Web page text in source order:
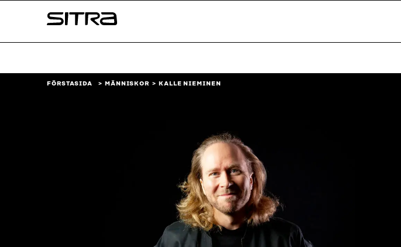
↓
Sitra
FÖRSTASIDA MÄNNISKOR KALLE NIEMINEN